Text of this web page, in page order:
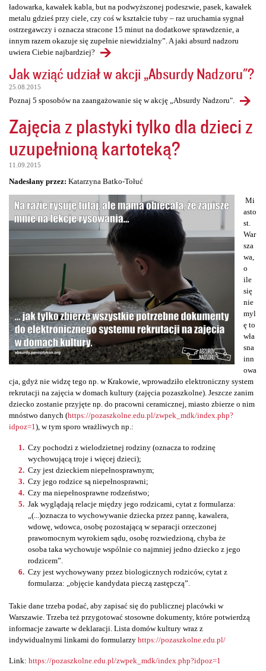
ładowarka, kawałek kabla, but na podwyższonej podeszwie, pasek, kawałek
metalu gdzieś przy ciele, czy coś w kształcie tuby – raz uruchamia sygnał
ostrzegawczy i oznacza stracone 15 minut na dodatkowe sprawdzenie, a
innym razem okazuje się zupełnie niewidzialny”. A jaki absurd nadzoru
uwiera Ciebie najbardziej?
Jak wziąć udział w akcji „Absurdy Nadzoru"?
25.08.2015
Poznaj 5 sposobów na zaangażowanie się w akcję „Absurdy Nadzoru".
Zajęcia z plastyki tylko dla dzieci z
uzupełnioną kartoteką?
11.09.2015
Nadesłany przez: Katarzyna Batko-Tołuć
Mi
asto
st.
War
sza
wa,
o
ile
się
nie
myl
ę to
wła
sna
inn
owa
cja, gdyż nie widzę tego np. w Krakowie, wprowadziło elektroniczny system
rekrutacji na zajęcia w domach kultury (zajęcia pozaszkolne). Jeszcze zanim
dziecko zostanie przyjęte np. do pracowni ceramicznej, miasto zbierze o nim
mnóstwo danych (https://pozaszkolne.edu.pl/zwpek_mdk/index.php?
idpoz=1), w tym sporo wrażliwych np.:
Czy pochodzi z wielodzietnej rodziny (oznacza to rodzinę
wychowującą troje i więcej dzieci);
Czy jest dzieckiem niepełnosprawnym;
Czy jego rodzice są niepełnosprawni;
Czy ma niepełnosprawne rodzeństwo;
Jak wyglądają relacje między jego rodzicami, cytat z formularza:
„(...)oznacza to wychowywanie dziecka przez pannę, kawalera,
wdowę, wdowca, osobę pozostającą w separacji orzeczonej
prawomocnym wyrokiem sądu, osobę rozwiedzioną, chyba że
osoba taka wychowuje wspólnie co najmniej jedno dziecko z jego
rodzicem”.
Czy jest wychowywany przez biologicznych rodziców, cytat z
formularza: „objęcie kandydata pieczą zastępczą”.
Takie dane trzeba podać, aby zapisać się do publicznej placówki w
Warszawie. Trzeba też przygotować stosowne dokumenty, które potwierdzą
informacje zawarte w deklaracji. Lista domów kultury wraz z
indywidualnymi linkami do formularzy https://pozaszkolne.edu.pl/
Link: https://pozaszkolne.edu.pl/zwpek_mdk/index.php?idpoz=1